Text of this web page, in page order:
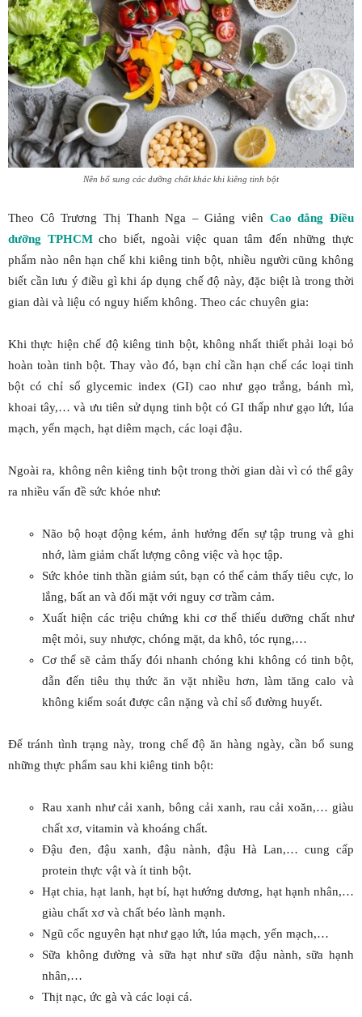
Nên bổ sung các dưỡng chất khác khi kiêng tinh bột
Theo Cô Trương Thị Thanh Nga – Giảng viên Cao đẳng Điều
dưỡng TPHCMcho biết, ngoài việc quan tâm đến những thực
phẩm nào nên hạn chế khi kiêng tinh bột, nhiều người cũng không
biết cần lưu ý điều gì khi áp dụng chế độ này, đặc biệt là trong thời
gian dài và liệu có nguy hiểm không. Theo các chuyên gia:
Khi thực hiện chế độ kiêng tinh bột, không nhất thiết phải loại bỏ
hoàn toàn tinh bột. Thay vào đó, bạn chỉ cần hạn chế các loại tinh
bột có chỉ số glycemic index (GI) cao như gạo trắng, bánh mì,
khoai tây,… và ưu tiên sử dụng tinh bột có GI thấp như gạo lứt, lúa
mạch, yến mạch, hạt diêm mạch, các loại đậu.
Ngoài ra, không nên kiêng tinh bột trong thời gian dài vì có thể gây
ra nhiều vấn đề sức khỏe như:
Não bộ hoạt động kém, ảnh hưởng đến sự tập trung và ghi
nhớ, làm giảm chất lượng công việc và học tập.
Sức khỏe tinh thần giảm sút, bạn có thể cảm thấy tiêu cực, lo
lắng, bất an và đối mặt với nguy cơ trầm cảm.
Xuất hiện các triệu chứng khi cơ thể thiếu dưỡng chất như
mệt mỏi, suy nhược, chóng mặt, da khô, tóc rụng,…
Cơ thể sẽ cảm thấy đói nhanh chóng khi không có tinh bột,
dẫn đến tiêu thụ thức ăn vặt nhiều hơn, làm tăng calo và
không kiểm soát được cân nặng và chỉ số đường huyết.
Để tránh tình trạng này, trong chế độ ăn hàng ngày, cần bổ sung
những thực phẩm sau khi kiêng tinh bột:
Rau xanh như cải xanh, bông cải xanh, rau cải xoăn,… giàu
chất xơ, vitamin và khoáng chất.
Đậu đen, đậu xanh, đậu nành, đậu Hà Lan,… cung cấp
protein thực vật và ít tinh bột.
Hạt chia, hạt lanh, hạt bí, hạt hướng dương, hạt hạnh nhân,…
giàu chất xơ và chất béo lành mạnh.
Ngũ cốc nguyên hạt như gạo lứt, lúa mạch, yến mạch,…
Sữa không đường và sữa hạt như sữa đậu nành, sữa hạnh
nhân,…
Thịt nạc, ức gà và các loại cá.